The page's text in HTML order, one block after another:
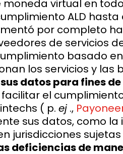
moneda virtual en
ALD
por completo
de servicios
basado
los servicios y
datos para fines
el
( p.ej .,
sus datos, como la
jurisdicciones
deficiencias de